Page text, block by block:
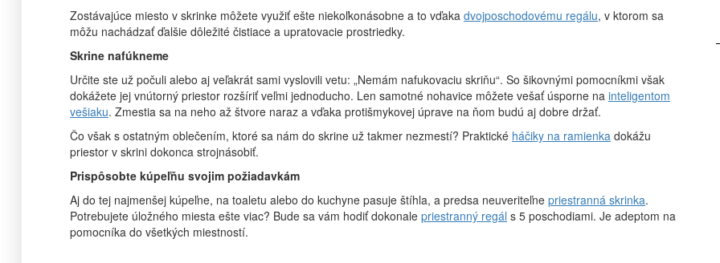
Zostávajúce miesto v skrinke môžete využiť ešte niekoľkonásobne a to vďaka dvojposchodovému regálu, v ktorom sa
môžu nachádzať ďalšie dôležité čistiace a upratovacie prostriedky.
Skrine nafúkneme
Určite ste už počuli alebo aj veľakrát sami vyslovili vetu: „Nemám nafukovaciu skriňu“. So šikovnými pomocníkmi však
dokážete jej vnútorný priestor rozšíriť veľmi jednoducho. Len samotné nohavice môžete vešať úsporne na inteligentom
vešiaku. Zmestia sa na neho až štvore naraz a vďaka protišmykovej úprave na ňom budú aj dobre držať.
Čo však s ostatným oblečením, ktoré sa nám do skrine už takmer nezmestí? Praktické háčiky na ramienka dokážu
priestor v skrini dokonca strojnásobiť.
Prispôsobte kúpeľňu svojim požiadavkám
Aj do tej najmenšej kúpeľne, na toaletu alebo do kuchyne pasuje štíhla, a predsa neuveriteľne priestranná skrinka.
Potrebujete úložného miesta ešte viac? Bude sa vám hodiť dokonale priestranný regál s 5 poschodiami. Je adeptom na
pomocníka do všetkých miestností.